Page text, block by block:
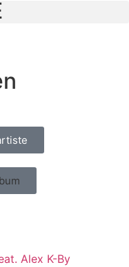
Alex K-By